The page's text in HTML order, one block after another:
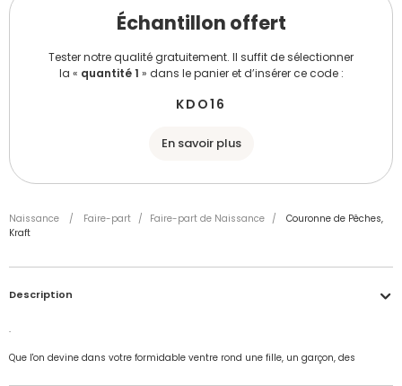
Échantillon offert
Tester notre qualité gratuitement. Il suffit de sélectionner
la « quantité 1 » dans le panier et d’insérer ce code :
KDO16
En savoir plus
Naissance / Faire-part / Faire-part de Naissance /
Couronne de Pêches,
Kraft
Description
.
Que l'on devine dans votre formidable ventre rond une fille, un garçon, des